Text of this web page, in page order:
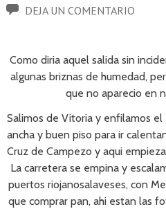
DEJA UN COMENTARIO
Como diria aquel salida sin
algunas briznas de humedad,
que no aparecio en
Salimos de Vitoria y enfilamos
ancha y buen piso para ir
Cruz de Campezo y aqui
La carretera se empina y
puertos riojanosalaveses, con
que comprar pan, ahi estan las